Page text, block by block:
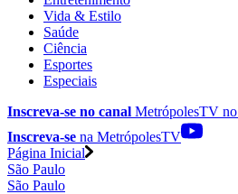
Vida & Estilo
Saúde
Ciência
Esportes
Especiais
Inscreva-se no canal MetrópolesTV no
Inscreva-se na MetrópolesTV
Página Inicial
São Paulo
São Paulo